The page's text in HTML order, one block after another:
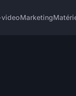
Marketing